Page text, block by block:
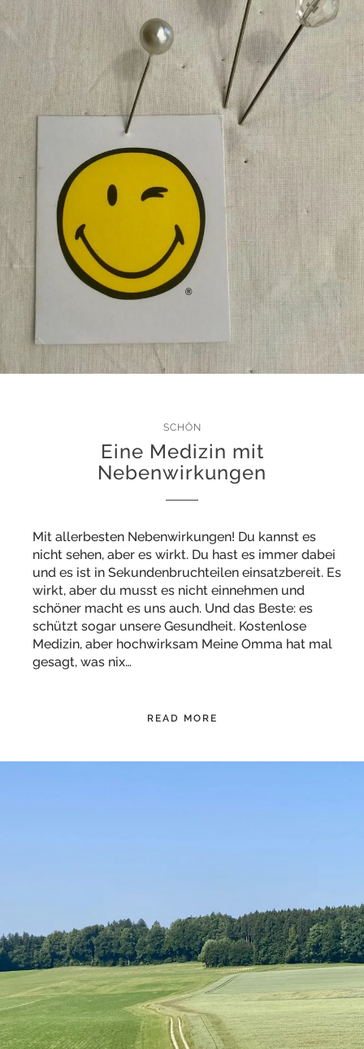
SCHÖN
Eine Medizin mit
Nebenwirkungen
Mit allerbesten Nebenwirkungen! Du kannst es
nicht sehen, aber es wirkt. Du hast es immer dabei
und es ist in Sekundenbruchteilen einsatzbereit. Es
wirkt, aber du musst es nicht einnehmen und
schöner macht es uns auch. Und das Beste: es
schützt sogar unsere Gesundheit. Kostenlose
Medizin, aber hochwirksam Meine Omma hat mal
gesagt, was nix…
READ MORE